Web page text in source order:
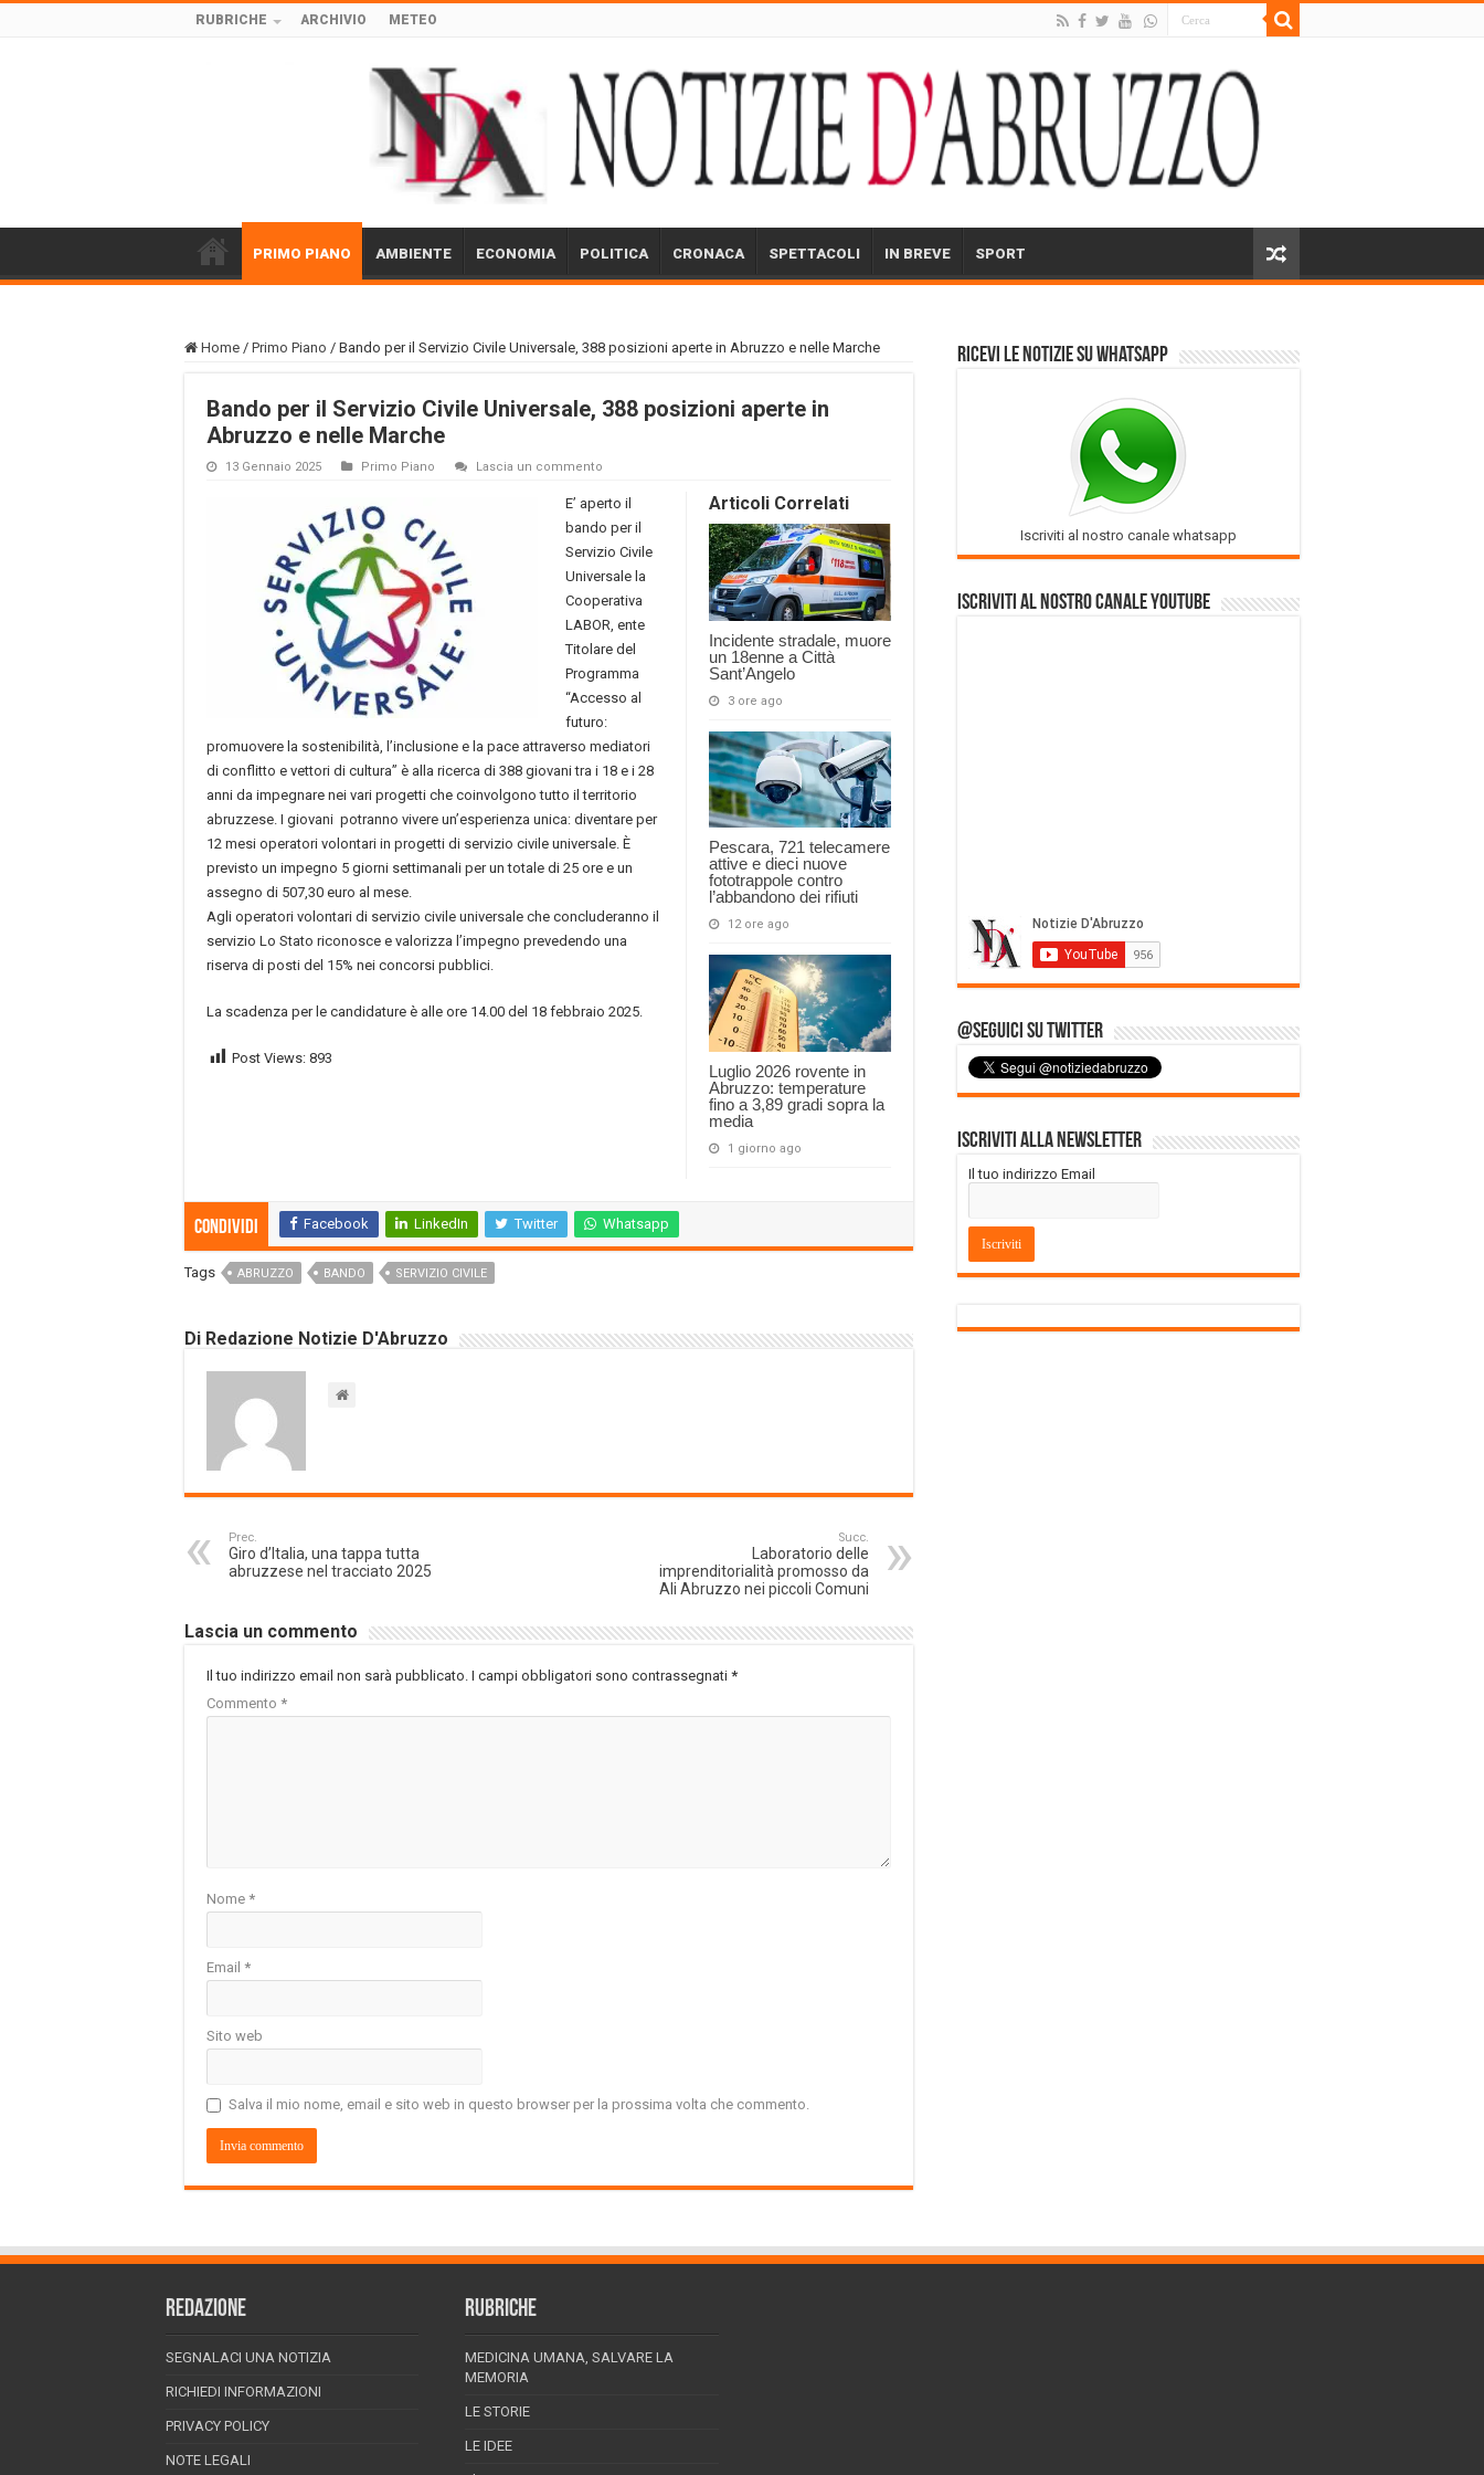
RUBRICHE ARCHIVIO METEO
PRIMO PIANO AMBIENTE ECONOMIA POLITICA CRONACA SPETTACOLI IN BREVE SPORT
Home / Primo Piano / Bando per il Servizio Civile Universale, 388 posizioni aperte in Abruzzo e nelle Marche
Bando per il Servizio Civile Universale, 388 posizioni aperte in
Abruzzo e nelle Marche
13 Gennaio 2025 Primo Piano Lascia un commento
Articoli Correlati
Incidente stradale, muore
un 18enne a Città
Sant’Angelo
3 ore ago
Pescara, 721 telecamere
attive e dieci nuove
fototrappole contro
l’abbandono dei rifiuti
12 ore ago
Luglio 2026 rovente in
Abruzzo: temperature
fino a 3,89 gradi sopra la
media
1 giorno ago
E’ aperto il
bando per il
Servizio Civile
Universale la
Cooperativa
LABOR, ente
Titolare del
Programma
“Accesso al
futuro:
promuovere la sostenibilità, l’inclusione e la pace attraverso mediatori
di conflitto e vettori di cultura” è alla ricerca di 388 giovani tra i 18 e i 28
anni da impegnare nei vari progetti che coinvolgono tutto il territorio
abruzzese. I giovani potranno vivere un’esperienza unica: diventare per
12 mesi operatori volontari in progetti di servizio civile universale. È
previsto un impegno 5 giorni settimanali per un totale di 25 ore e un
assegno di 507,30 euro al mese.
Agli operatori volontari di servizio civile universale che concluderanno il
servizio Lo Stato riconosce e valorizza l’impegno prevedendo una
riserva di posti del 15% nei concorsi pubblici.
La scadenza per le candidature è alle ore 14.00 del 18 febbraio 2025.
Post Views: 893
Condividi Facebook LinkedIn Twitter Whatsapp
Tags ABRUZZO BANDO SERVIZIO CIVILE
Di Redazione Notizie D'Abruzzo
Prec.
Giro d’Italia, una tappa tutta
abruzzese nel tracciato 2025
Succ.
Laboratorio delle
imprenditorialità promosso da
Ali Abruzzo nei piccoli Comuni
Lascia un commento
Il tuo indirizzo email non sarà pubblicato. I campi obbligatori sono contrassegnati *
Commento *
Nome *
Email *
Sito web
Salva il mio nome, email e sito web in questo browser per la prossima volta che commento.
Ricevi le notizie su Whatsapp
Iscriviti al nostro canale whatsapp
Iscriviti al nostro Canale Youtube
@Seguici su Twitter
Iscriviti alla Newsletter
Il tuo indirizzo Email
REDAZIONE
SEGNALACI UNA NOTIZIA
RICHIEDI INFORMAZIONI
PRIVACY POLICY
NOTE LEGALI
RUBRICHE
MEDICINA UMANA, SALVARE LA
MEMORIA
LE STORIE
LE IDEE